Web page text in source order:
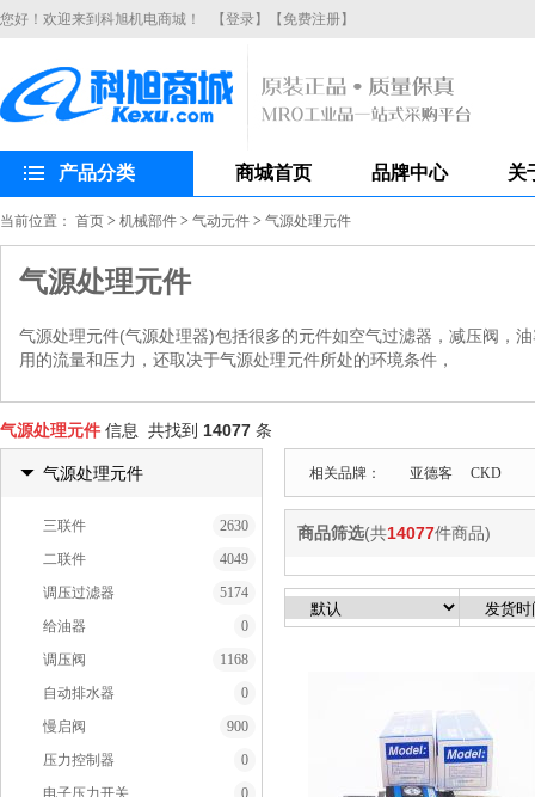
您好！欢迎来到科旭机电商城！ 【登录】 【免费注册】
产品分类 商城首页 品牌中心 关
当前位置： 首页 > 机械部件 > 气动元件 > 气源处理元件
气源处理元件
气源处理元件(气源处理器)包括很多的元件如空气过滤器，减压阀，
用的流量和压力，还取决于气源处理元件所处的环境条件，
气源处理元件 信息 共找到 14077 条
相关品牌： 亚德客 CKD
商品筛选(共14077件商品)
气源处理元件
三联件
2630
二联件
4049
调压过滤器
5174
给油器
0
调压阀
1168
自动排水器
0
慢启阀
900
压力控制器
0
电子压力开关
0